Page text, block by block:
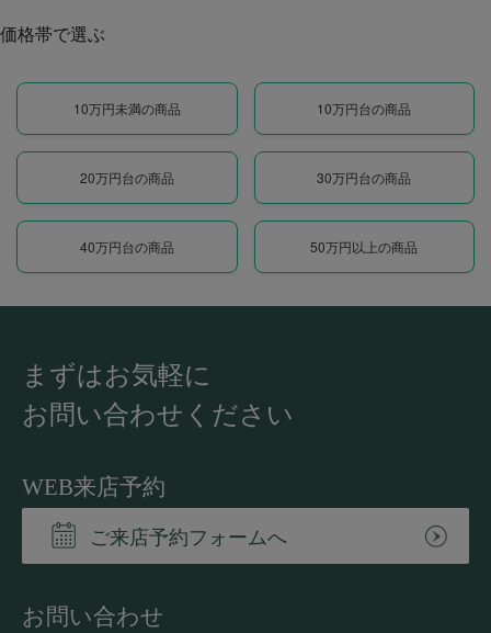
価格帯で選ぶ
10万円未満の商品 10万円台の商品
20万円台の商品 30万円台の商品
40万円台の商品 50万円以上の商品
まずはお気軽に
お問い合わせください
WEB来店予約
ご来店予約フォームへ
お問い合わせ